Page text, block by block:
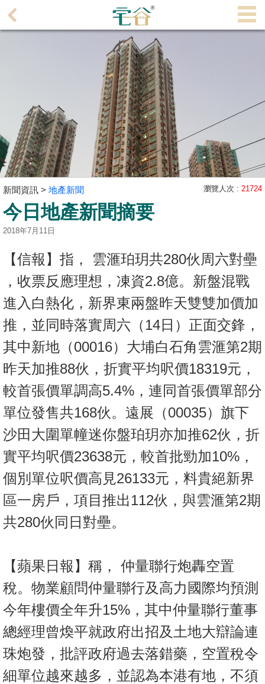
理
交
業
放
盤
谷
揭
產
博
客
地
產
新
聞
數
據
公
佈
手
冊
關
於
我
們
新聞資訊 > 地產新聞 瀏覽人次 : 21724
今日地產新聞摘要
2018年7月11日
【信報】指， 雲滙珀玥共280伙周六對壘
，收票反應理想，凍資2.8億。新盤混戰
進入白熱化，新界東兩盤昨天雙雙加價加
推，並同時落實周六（14日）正面交鋒，
其中新地（00016）大埔白石角雲滙第2期
昨天加推88伙，折實平均呎價18319元，
較首張價單調高5.4%，連同首張價單部分
單位發售共168伙。遠展（00035）旗下
沙田大圍單幢迷你盤珀玥亦加推62伙，折
實平均呎價23638元，較首批勁加10%，
個別單位呎價高見26133元，料貴絕新界
區一房戶，項目推出112伙，與雲滙第2期
共280伙同日對壘。
【蘋果日報】稱， 仲量聯行炮轟空置
稅。物業顧問仲量聯行及高力國際均預測
今年樓價全年升15%，其中仲量聯行董事
總經理曾煥平就政府出招及土地大辯論連
珠炮發，批評政府過去落錯藥，空置稅令
細單位越來越多，並認為本港有地，不須